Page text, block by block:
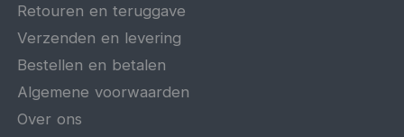
Retouren en teruggave
Verzenden en levering
Bestellen en betalen
Algemene voorwaarden
Over ons